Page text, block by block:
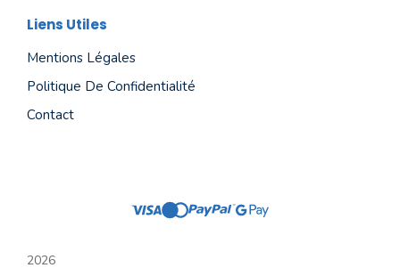
Liens Utiles
Mentions Légales
Politique De Confidentialité
Contact
2026